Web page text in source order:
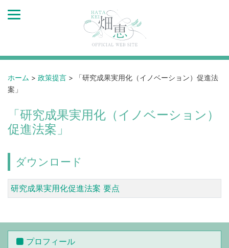
ホーム > 政策提言 >
「研究成果実用化（イノベーション）促進法
案」
「研究成果実用化（イノベーション）
促進法案」
ダウンロード
研究成果実用化促進法案 要点
プロフィール